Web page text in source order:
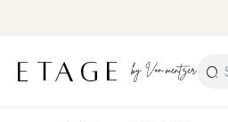
Sök
efter: